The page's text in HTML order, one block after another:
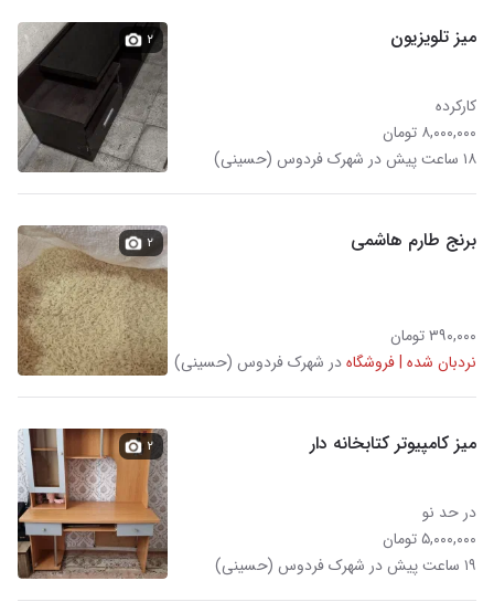
میز تلویزیون
کارکرده
۸,۰۰۰,۰۰۰ تومان
۱۸ ساعت پیش در شهرک فردوس (حسینی)
۲
برنج طارم هاشمی
۳۹۰,۰۰۰ تومان
نردبان شده | فروشگاهدر شهرک فردوس (حسینی)
۲
میز کامپیوتر کتابخانه دار
در حد نو
۵,۰۰۰,۰۰۰ تومان
۱۹ ساعت پیش در شهرک فردوس (حسینی)
۲